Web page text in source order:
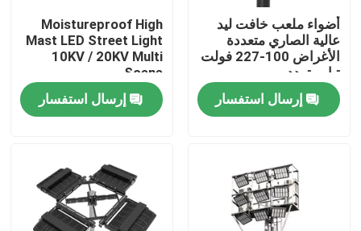
رقابة جودة
اطلب اقتباس
أضواء محكمة رياضية LED
ضوء ملعب LED
ضوء الفيضانات LED في الهواء الطلق
أضواء ملعب خافت ليد
عالية الصاري متعددة
الأغراض 100-227 فولت
تيار متردد
إرسال استفسار
Moistureproof High
Mast LED Street Light
10KV / 20KV Multi
Scene
إرسال استفسار